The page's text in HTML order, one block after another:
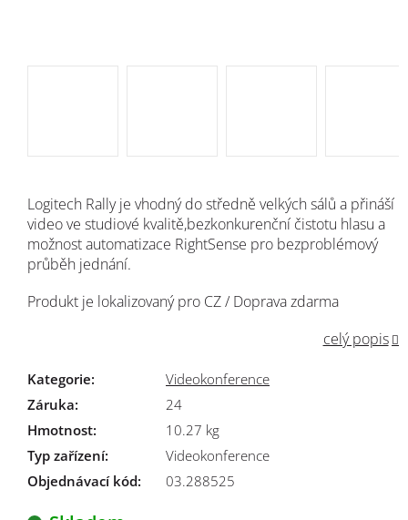
Logitech Rally je vhodný do středně velkých sálů a přináší
video ve studiové kvalitě,bezkonkurenční čistotu hlasu a
možnost automatizace RightSense pro bezproblémový
průběh jednání.
Produkt je lokalizovaný pro CZ / Doprava zdarma
celý popis
Kategorie:
Videokonference
Záruka:
24
Hmotnost:
10.27 kg
Typ zařízení:
Videokonference
Objednávací kód:
03.288525